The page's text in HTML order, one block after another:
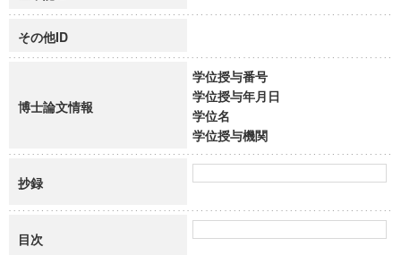
その他ID
博士論文情報
学位授与番号
学位授与年月日
学位名
学位授与機関
抄録
目次